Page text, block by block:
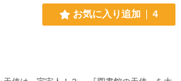
お気に入り追加 4